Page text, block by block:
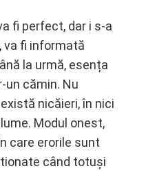
fi perfect, dar i s-a
va fi informată
la urmă, esența
un cămin. Nu
nicăieri, în nici
Modul onest,
care erorile sunt
când totuși